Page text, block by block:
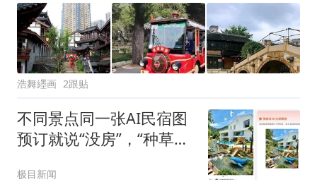
浩舞纆画 2跟贴
不同景点同一张AI民宿图
预订就说“没房”，“种草笔
极目新闻